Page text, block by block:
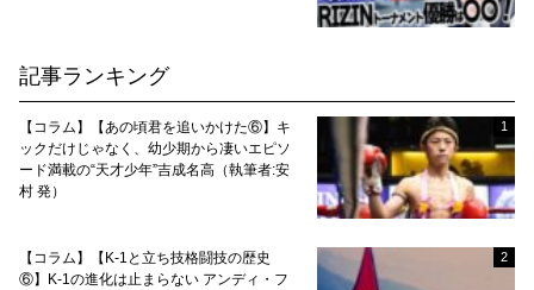
記事ランキング
【コラム】【あの頃君を追いかけた⑥】キ
ックだけじゃなく、幼少期から凄いエピソ
ード満載の“天才少年”吉成名高（執筆者:安
村 発）
1
【コラム】【K-1と立ち技格闘技の歴史
⑥】K-1の進化は止まらない アンディ・フ
2